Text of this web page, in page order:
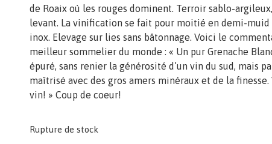
de Roaix où les rouges dominent. Terroir sablo-
levant. La vinification se fait pour moitié en demi-
inox. Elevage sur lies sans bâtonnage. Voici le
meilleur sommelier du monde : « Un pur Grenache
épuré, sans renier la générosité d’un vin du sud, mais
maîtrisé avec des gros amers minéraux et de la
vin! » Coup de coeur!
Rupture de stock